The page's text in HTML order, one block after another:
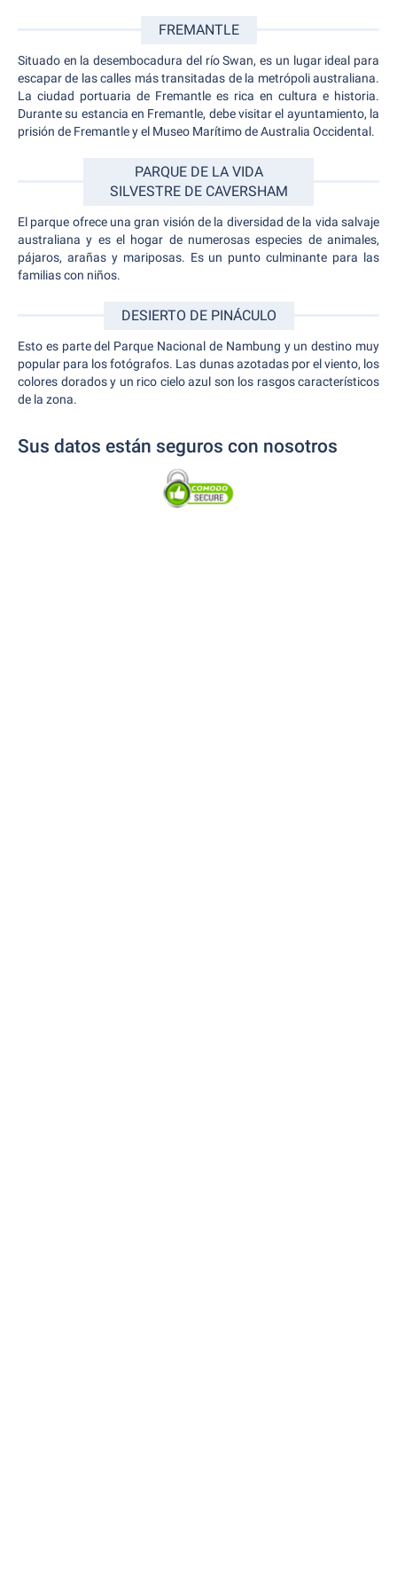
FREMANTLE
Situado en la desembocadura del río Swan, es un lugar ideal para
escapar de las calles más transitadas de la metrópoli australiana.
La ciudad portuaria de Fremantle es rica en cultura e historia.
Durante su estancia en Fremantle, debe visitar el ayuntamiento, la
prisión de Fremantle y el Museo Marítimo de Australia Occidental.
PARQUE DE LA VIDA
SILVESTRE DE CAVERSHAM
El parque ofrece una gran visión de la diversidad de la vida salvaje
australiana y es el hogar de numerosas especies de animales,
pájaros, arañas y mariposas. Es un punto culminante para las
familias con niños.
DESIERTO DE PINÁCULO
Esto es parte del Parque Nacional de Nambung y un destino muy
popular para los fotógrafos. Las dunas azotadas por el viento, los
colores dorados y un rico cielo azul son los rasgos característicos
de la zona.
Sus datos están seguros con nosotros